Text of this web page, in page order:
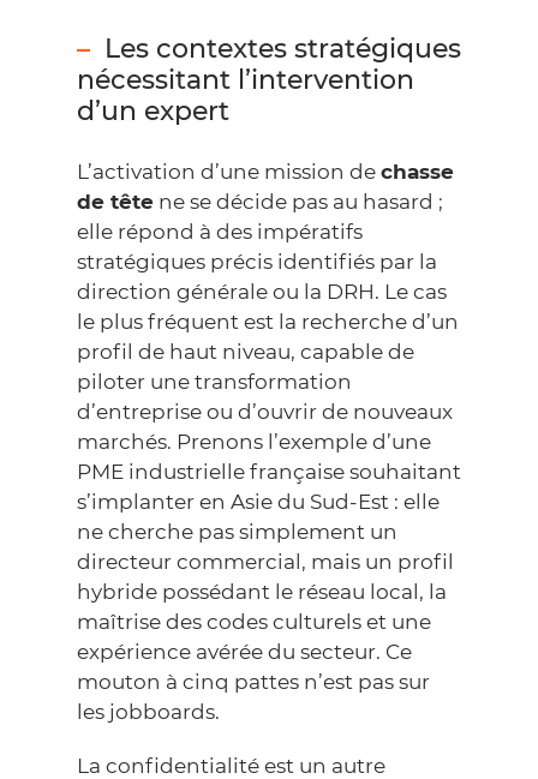
Les contextes stratégiques
nécessitant l’intervention
d’un expert
L’activation d’une mission de chasse
de tête ne se décide pas au hasard ;
elle répond à des impératifs
stratégiques précis identifiés par la
direction générale ou la DRH. Le cas
le plus fréquent est la recherche d’un
profil de haut niveau, capable de
piloter une transformation
d’entreprise ou d’ouvrir de nouveaux
marchés. Prenons l’exemple d’une
PME industrielle française souhaitant
s’implanter en Asie du Sud-Est : elle
ne cherche pas simplement un
directeur commercial, mais un profil
hybride possédant le réseau local, la
maîtrise des codes culturels et une
expérience avérée du secteur. Ce
mouton à cinq pattes n’est pas sur
les jobboards.
La confidentialité est un autre